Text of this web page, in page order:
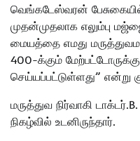
வெங்கடேஸ்வரன்
முதன்முதலாக எலும்பு
மையத்தை எமது
400-க்கும்
செய்யப்பட்டுள்ளது” என்று
மருத்துவ நிர்வாகி
நிகழ்வில் உடனிருந்தார்.